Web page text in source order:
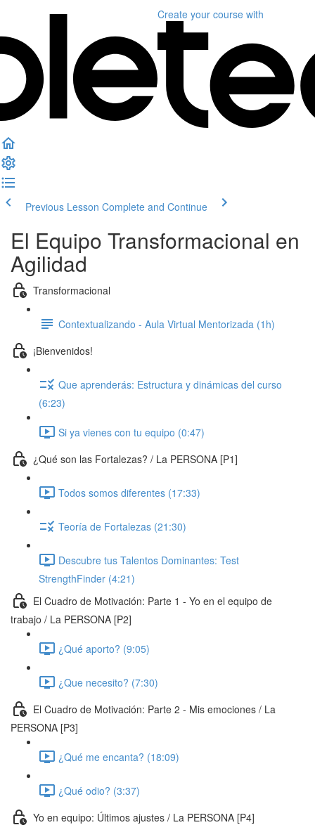
Create your course with
Previous Lesson Complete and Continue
El Equipo Transformacional en
Agilidad
Transformacional
Contextualizando - Aula Virtual Mentorizada (1h)
¡Bienvenidos!
Que aprenderás: Estructura y dinámicas del curso
(6:23)
Si ya vienes con tu equipo (0:47)
¿Qué son las Fortalezas? / La PERSONA [P1]
Todos somos diferentes (17:33)
Teoría de Fortalezas (21:30)
Descubre tus Talentos Dominantes: Test
StrengthFinder (4:21)
El Cuadro de Motivación: Parte 1 - Yo en el equipo de
trabajo / La PERSONA [P2]
¿Qué aporto? (9:05)
¿Que necesito? (7:30)
El Cuadro de Motivación: Parte 2 - Mis emociones / La
PERSONA [P3]
¿Qué me encanta? (18:09)
¿Qué odio? (3:37)
Yo en equipo: Últimos ajustes / La PERSONA [P4]